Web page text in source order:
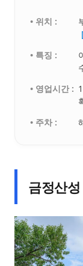
• 위치 :
• 특징 :
• 영업시간 :
• 주차 :
금정산성